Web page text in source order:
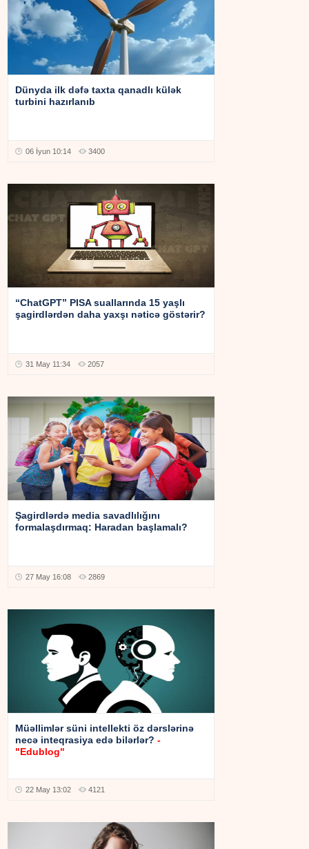
Dünyda ilk dəfə taxta qanadlı külək
turbini hazırlanıb
06 İyun 10:14 3400
“ChatGPT” PISA suallarında 15 yaşlı
şagirdlərdən daha yaxşı nəticə göstərir?
31 May 11:34 2057
Şagirdlərdə media savadlılığını
formalaşdırmaq: Haradan başlamalı?
27 May 16:08 2869
Müəllimlər süni intellekti öz dərslərinə
necə inteqrasiya edə bilərlər?-
"Edublog"
22 May 13:02 4121